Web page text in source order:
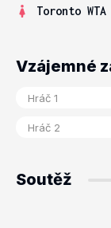
Toronto WTA
Vzájemné
Soutěž